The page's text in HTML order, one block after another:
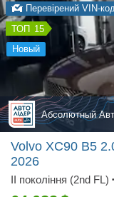
Перевірений VIN-
15
новый
Абсолютный
Volvo XC90 B5
2026
II покоління (2nd FL) •